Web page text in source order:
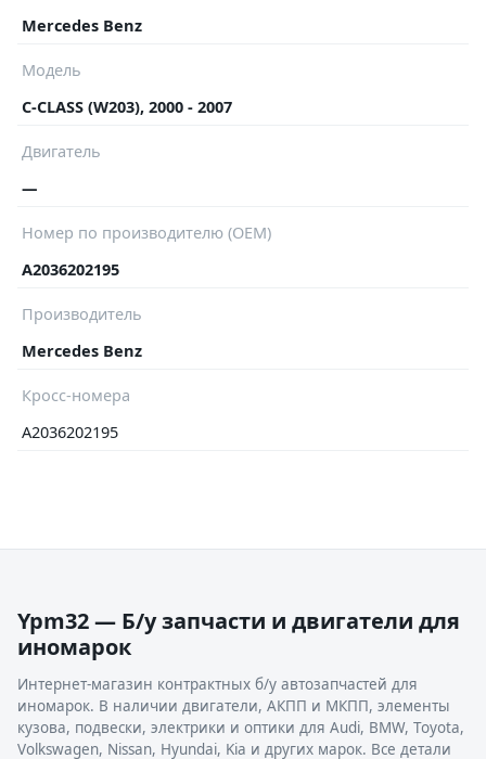
Mercedes Benz
Модель
C-CLASS (W203), 2000 - 2007
Двигатель
—
Номер по производителю (OEM)
A2036202195
Производитель
Mercedes Benz
Кросс-номера
A2036202195
Ypm32 — Б/у запчасти и двигатели для
иномарок
Интернет-магазин контрактных б/у автозапчастей для
иномарок. В наличии двигатели, АКПП и МКПП, элементы
кузова, подвески, электрики и оптики для Audi, BMW, Toyota,
Volkswagen, Nissan, Hyundai, Kia и других марок. Все детали